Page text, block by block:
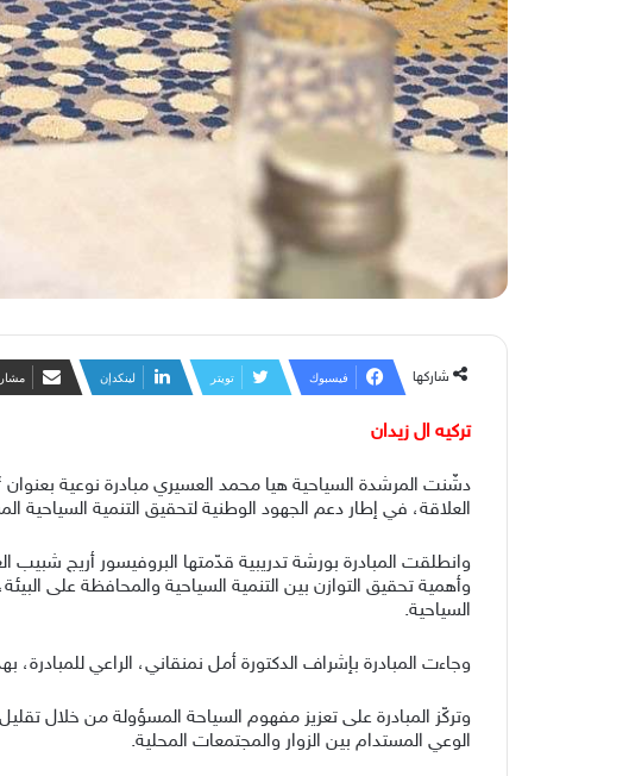
شاركها فيسبوك تويتر لينكدإن
تركيه ال زيدان
دشّنت المرشدة السياحية هيا محمد العسيري مبادرة نوعية
العلاقة، في إطار دعم الجهود الوطنية لتحقيق التنمية السياحية
وانطلقت المبادرة بورشة تدريبية قدّمتها البروفيسور أريج شبيب
وأهمية تحقيق التوازن بين التنمية السياحية والمحافظة على
السياحية.
وجاءت المبادرة بإشراف الدكتورة أمل نمنقاني، الراعي
وتركّز المبادرة على تعزيز مفهوم السياحة المسؤولة من خلال
الوعي المستدام بين الزوار والمجتمعات المحلية.